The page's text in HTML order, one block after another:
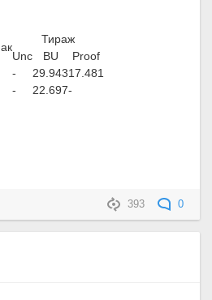
Тираж
Unc
BU
Proof
- 29.94317.481
- 22.697-
393 0